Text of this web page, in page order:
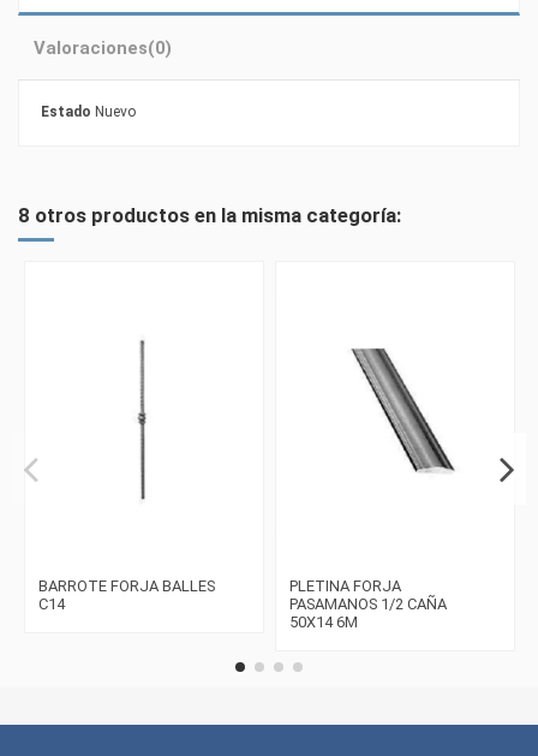
Valoraciones(0)
Estado Nuevo
8 otros productos en la misma categoría:
BARROTE FORJA BALLES
C14
PLETINA FORJA
PASAMANOS 1/2 CAÑA
50X14 6M